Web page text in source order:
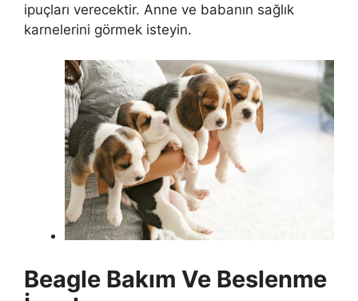
ipuçları verecektir. Anne ve babanın sağlık
karnelerini görmek isteyin.
Beagle Bakım Ve Beslenme